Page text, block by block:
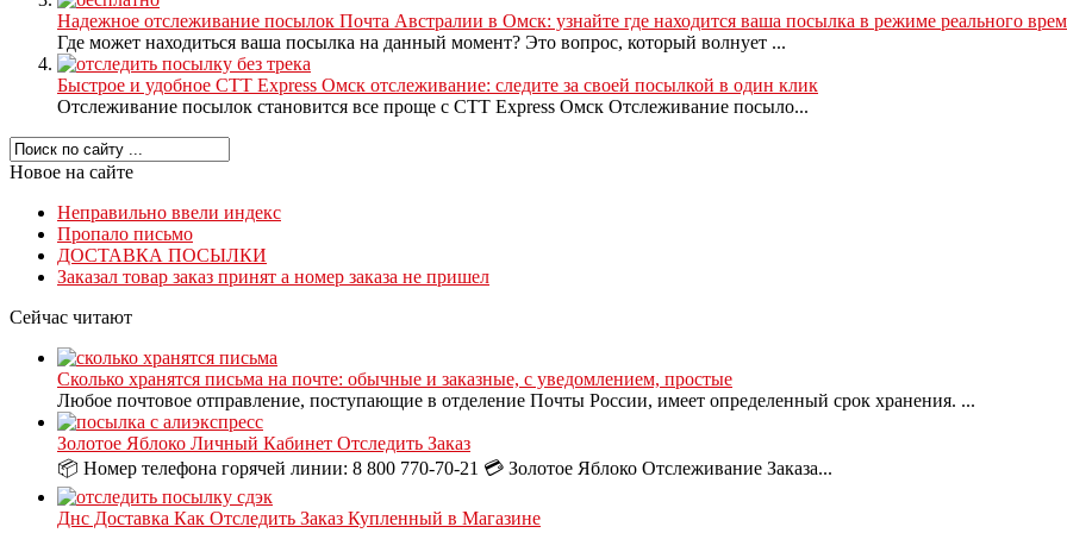
Надежное отслеживание посылок Почта Австралии в Омск: узнайте где находится ваша посылка в режиме реального
Где может находиться ваша посылка на данный момент? Это вопрос, который волнует ...
Быстрое и удобное CTT Express Омск отслеживание: следите за своей посылкой в один клик
Отслеживание посылок становится все проще с CTT Express Омск Отслеживание посыло...
Новое на сайте
Неправильно ввели индекс
Пропало письмо
ДОСТАВКА ПОСЫЛКИ
Заказал товар заказ принят а номер заказа не пришел
Сейчас читают
Сколько хранятся письма на почте: обычные и заказные, с уведомлением, простые
Любое почтовое отправление, поступающие в отделение Почты России, имеет определенный срок хранения. ...
Золотое Яблоко Личный Кабинет Отследить Заказ
📦 Номер телефона горячей линии: 8 800 770-70-21 💳 Золотое Яблоко Отслеживание Заказа...
Днс Доставка Как Отследить Заказ Купленный в Магазине